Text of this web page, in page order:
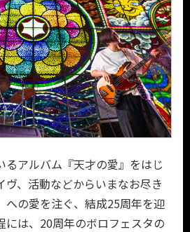
るアルバム『天才の愛』をはじ
ヴ、活動などからいまなお尽き
への愛を注ぐ、結成25周年を迎
には、20周年のボロフェスタの